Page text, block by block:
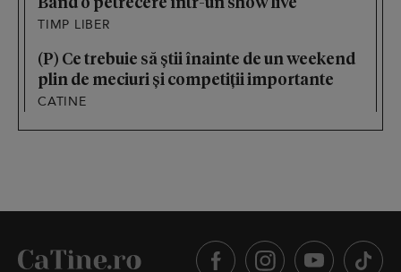
TIMP LIBER
(P) Ce trebuie să știi înainte de un weekend
plin de meciuri și competiții importante
CATINE